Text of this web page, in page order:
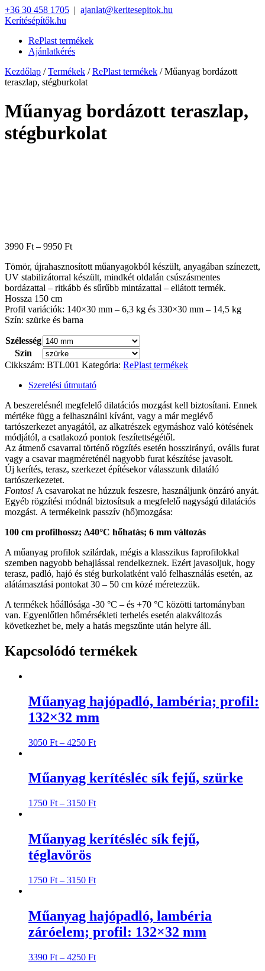
+36 30 458 1705 | ajanlat@keritesepitok.hu
Kerítésépítők.hu
RePlast termékek
Ajánlatkérés
Kezdőlap /Termékek /RePlast termékek / Műanyag bordázott
teraszlap, stégburkolat
Műanyag bordázott teraszlap,
stégburkolat
3990 Ft – 9950 Ft
Tömör, újrahasznosított műanyagokból készült, anyagában színezett,
UV stabilizátorral készült, mindkét oldalán csúszásmentes
bordázattal – ritkább és sűrűbb mintázattal – ellátott termék.
Hossza 150 cm
Profil variációk: 140×30 mm – 6,3 kg és 330×30 mm – 14,5 kg
Szín: szürke és barna
Szélesség
Szín
Cikkszám: BTL001 Kategória: RePlast termékek
Szerelési útmutató
A beszerelésnél megfelelő dilatációs mozgást kell biztosítani. Ennek
mértéke függ a felhasználni kívánt, vagy a már meglévő
tartószerkezet anyagától, az alkatrészek egymáshoz való kötésének
módjától, a csatlakozó pontok feszítettségétől.
Az átmenő csavarral történő rögzítés esetén hosszirányú, ovális furat
vagy a csavar magméreténél nagyobb furat készítése javasolt.
Új kerítés, terasz, szerkezet építésekor válasszunk dilatáló
tartószerkezetet.
Fontos! A csavarokat ne húzzuk feszesre, használjunk önzáró anyát.
Egyéb rögzítési módnál biztosítsuk a megfelelő nagyságú dilatációs
mozgást. A termékeink passzív (hő)mozgása:
100 cm profilhossz; Δ40°C hőhatás; 6 mm változás
A műanyag profilok szilárdak, mégis a klasszikus faprofilokkal
szemben nagyobb behajlással rendelkeznek. Ezért javasoljuk, hogy
terasz, padló, hajó és stég burkolatként való felhasználás esetén, az
alátámasztási pontokat 30 – 50 cm közé méretezzük.
A termékek hőállósága -30 °C – és +70 °C közötti tartományban
van. Egyenlőtlen hőmérsékleti terhelés esetén alakváltozás
következhet be, mely a hatás megszűnte után helyre áll.
Kapcsolódó termékek
Műanyag hajópadló, lambéria; profil:
132×32 mm
3050 Ft – 4250 Ft
Műanyag kerítésléc sík fejű, szürke
1750 Ft – 3150 Ft
Műanyag kerítésléc sík fejű,
téglavörös
1750 Ft – 3150 Ft
Műanyag hajópadló, lambéria
záróelem; profil: 132×32 mm
3390 Ft – 4250 Ft